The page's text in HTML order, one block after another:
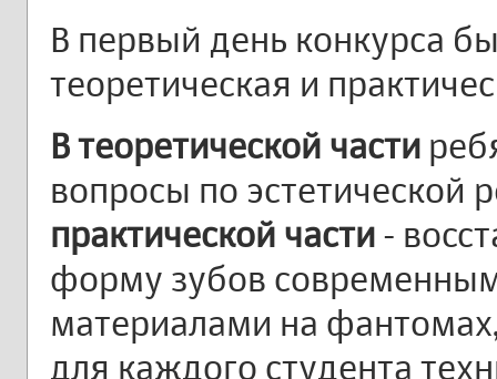
В первый день конкурса
теоретическая и
В теоретической части
вопросы по эстетической
практической части -
форму зубов
материалами на
для каждого студента